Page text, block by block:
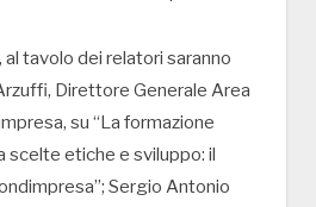
al tavolo dei relatori saranno
Direttore Generale Area
su “La formazione
scelte etiche e sviluppo: il
Sergio Antonio